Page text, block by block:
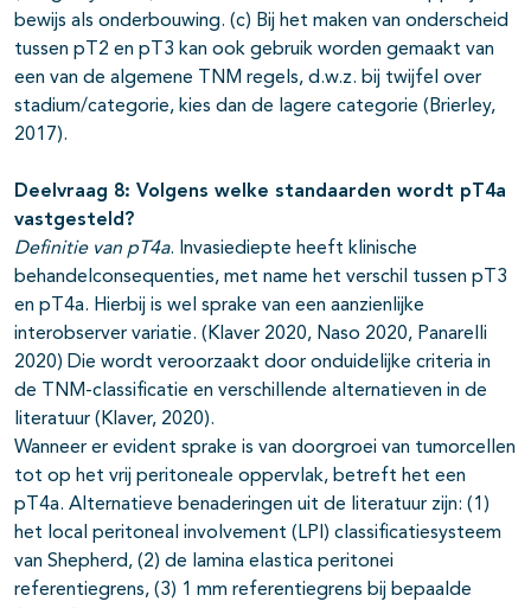
bewijs als onderbouwing. (c) Bij het maken van onderscheid
tussen pT2 en pT3 kan ook gebruik worden gemaakt van
een van de algemene TNM regels, d.w.z. bij twijfel over
stadium/categorie, kies dan de lagere categorie (Brierley,
2017).
Deelvraag 8: Volgens welke standaarden wordt pT4a
vastgesteld?
Definitie van pT4a. Invasiediepte heeft klinische
behandelconsequenties, met name het verschil tussen pT3
en pT4a. Hierbij is wel sprake van een aanzienlijke
interobserver variatie. (Klaver 2020, Naso 2020, Panarelli
2020) Die wordt veroorzaakt door onduidelijke criteria in
de TNM-classificatie en verschillende alternatieven in de
literatuur (Klaver, 2020).
Wanneer er evident sprake is van doorgroei van tumorcellen
tot op het vrij peritoneale oppervlak, betreft het een
pT4a. Alternatieve benaderingen uit de literatuur zijn: (1)
het local peritoneal involvement (LPI) classificatiesysteem
van Shepherd, (2) de lamina elastica peritonei
referentiegrens, (3) 1 mm referentiegrens bij bepaalde